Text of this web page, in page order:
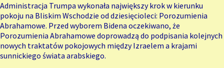
Administracja Trumpa wykonała największy krok w kierunku
pokoju na Bliskim Wschodzie od dziesięcioleci: Porozumienia
Abrahamowe. Przed wyborem Bidena oczekiwano, że
Porozumienia Abrahamowe doprowadzą do podpisania kolejnych
nowych traktatów pokojowych między Izraelem a krajami
sunnickiego świata arabskiego.